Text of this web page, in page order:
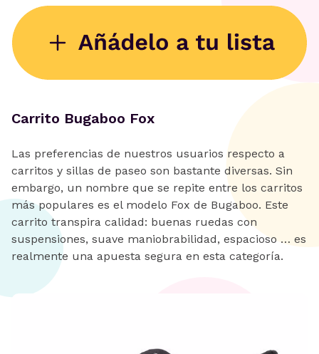
Carrito Bugaboo Fox
Las preferencias de nuestros usuarios respecto a
carritos y sillas de paseo son bastante diversas. Sin
embargo, un nombre que se repite entre los carritos
más populares es el modelo Fox de Bugaboo. Este
carrito transpira calidad: buenas ruedas con
suspensiones, suave maniobrabilidad, espacioso … es
realmente una apuesta segura en esta categoría.